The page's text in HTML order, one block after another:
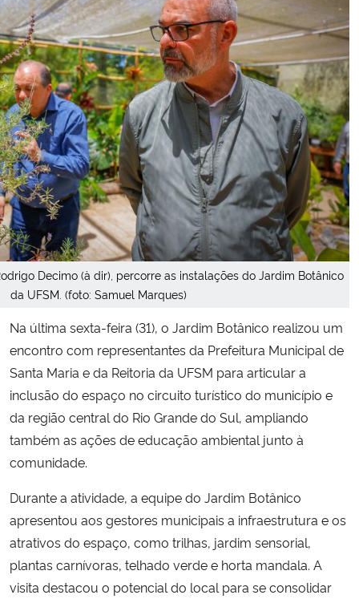
Ministério do Desenvolvimento Regional
Controladoria-Geral da União
Ministério da Mulher, da Família e dos Direitos Humanos
Secretaria-Geral
Secretaria de Governo
Gabinete de Segurança Institucional
Advocacia-Geral da União
Decimo (à dir), percorre as instalações do Jardim Botânico
da UFSM. (foto: Samuel Marques)
Na última sexta-feira (31), o Jardim Botânico realizou um
encontro com representantes da Prefeitura Municipal de
Santa Maria e da Reitoria da UFSM para articular a
inclusão do espaço no circuito turístico do município e
da região central do Rio Grande do Sul, ampliando
também as ações de educação ambiental junto à
comunidade.
Durante a atividade, a equipe do Jardim Botânico
apresentou aos gestores municipais a infraestrutura e os
atrativos do espaço, como trilhas, jardim sensorial,
plantas carnívoras, telhado verde e horta mandala. A
visita destacou o potencial do local para se consolidar